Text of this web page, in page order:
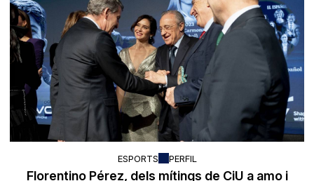
ESPORTS PERFIL
Florentino Pérez, dels mítings de CiU a amo i